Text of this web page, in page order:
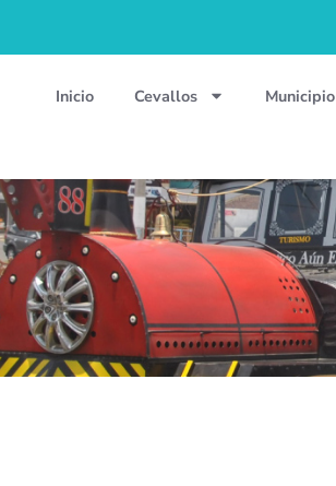
Inicio Cevallos Municipio